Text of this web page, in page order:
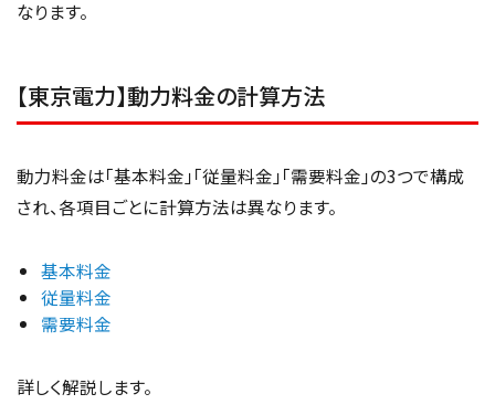
なります。
【東京電力】動力料金の計算方法
動力料金は「基本料金」「従量料金」「需要料金」の3つで構成
され、各項目ごとに計算方法は異なります。
基本料金
従量料金
需要料金
詳しく解説します。